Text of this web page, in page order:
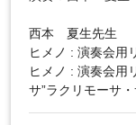
西本 夏生先生
ヒメノ : 演奏会用
ヒメノ : 演奏会用
サ”ラクリモーサ